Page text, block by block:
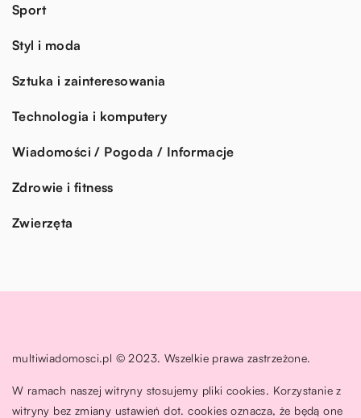
Sport
Styl i moda
Sztuka i zainteresowania
Technologia i komputery
Wiadomości / Pogoda / Informacje
Zdrowie i fitness
Zwierzęta
multiwiadomosci.pl © 2023. Wszelkie prawa zastrzeżone.
W ramach naszej witryny stosujemy pliki cookies. Korzystanie z
witryny bez zmiany ustawień dot. cookies oznacza, że będą one